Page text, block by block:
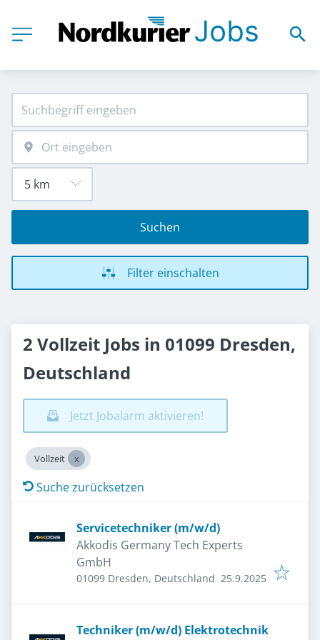
Suchen
Filter einschalten
2 Vollzeit Jobs in 01099 Dresden,
Deutschland
Jetzt Jobalarm aktivieren!
Vollzeit
Suche zurücksetzen
Servicetechniker (m/w/d)
Akkodis Germany Tech Experts
GmbH
01099 Dresden, Deutschland Veröffentlicht:
25.9.2025
Techniker (m/w/d) Elektrotechnik